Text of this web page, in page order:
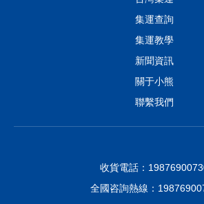
發貨快速，服務態度好
很棒的物流，速度很快，值得長
集運查詢
集運教學
新聞資訊
關于小熊
聯繫我們
收貨電話：
全國咨詢熱線：